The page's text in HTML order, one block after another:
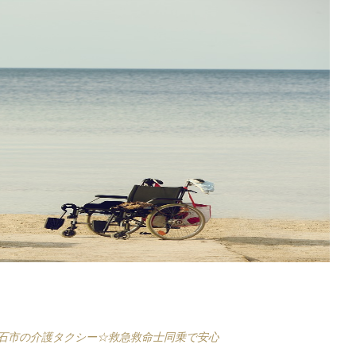
市の介護タクシー☆救急救命士同乗で安心